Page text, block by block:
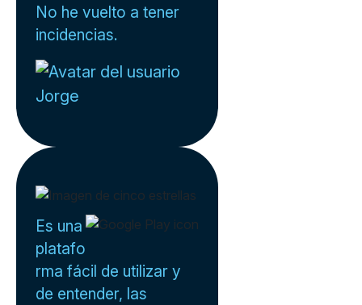
No he vuelto a tener
incidencias.
Jorge
Es una
platafo
rma fácil de utilizar y
de entender, las